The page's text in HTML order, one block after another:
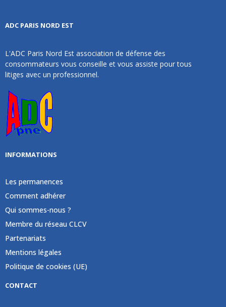
ADC PARIS NORD EST
L'ADC Paris Nord Est association de défense des
consommateurs vous conseille et vous assiste pour tous
litiges avec un professionnel.
INFORMATIONS
Les permanences
Comment adhérer
Qui sommes-nous ?
Membre du réseau CLCV
Partenariats
Mentions légales
Politique de cookies (UE)
CONTACT